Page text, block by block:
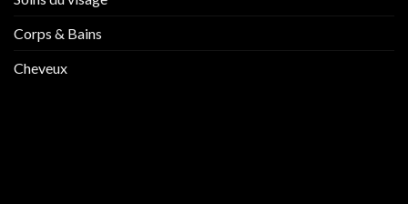
Corps & Bains
Cheveux